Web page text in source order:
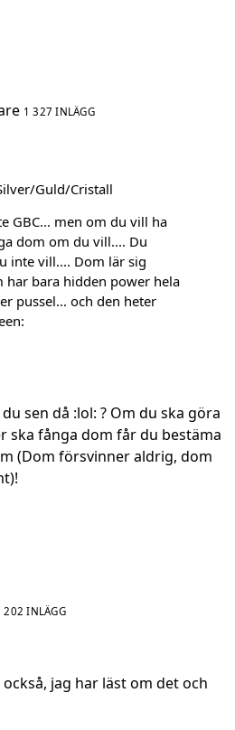
1 327 INLÄGG
Guld/Cristall
GBC... men om du vill ha
dom om du vill.... Du
inte vill.... Dom lär sig
har bara hidden power hela
pussel... och den heter
sen då :lol: ? Om du ska göra
ska fånga dom får du bestäma
(Dom försvinner aldrig, dom
202 INLÄGG
jag har läst om det och